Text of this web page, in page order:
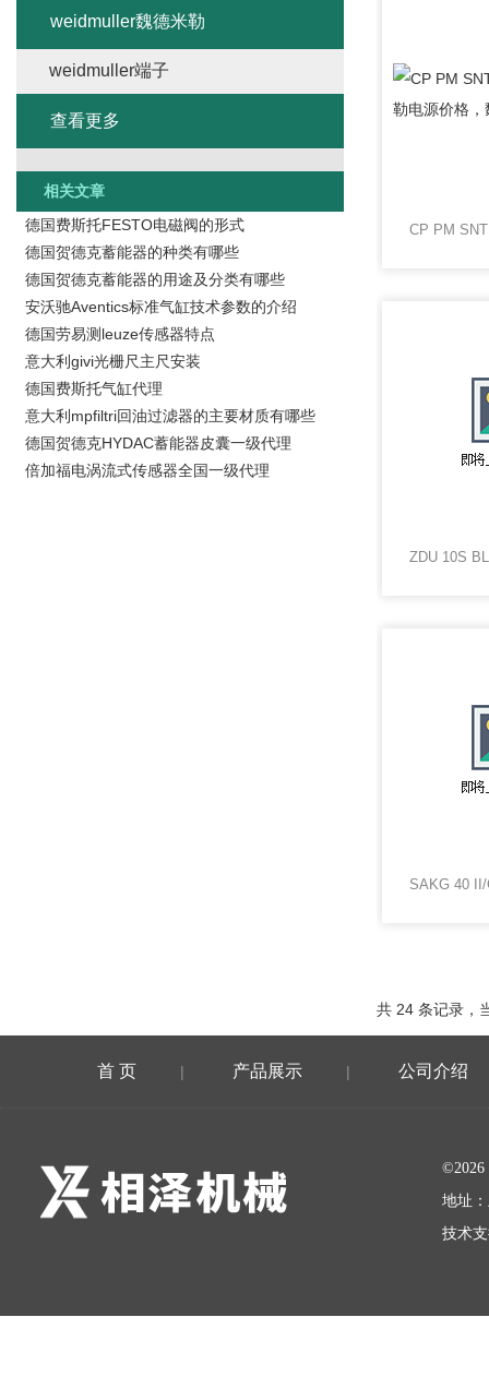
共 24 条记录
weidmuller魏德米勒
weidmuller端子
查看更多
相关文章
德国费斯托FESTO电磁阀的形式
德国贺德克蓄能器的种类有哪些
德国贺德克蓄能器的用途及分类有哪些
安沃驰Aventics标准气缸技术参数的介绍
德国劳易测leuze传感器特点
意大利givi光栅尺主尺安装
德国费斯托气缸代理
意大利mpfiltri回油过滤器的主要材质有哪些
德国贺德克HYDAC蓄能器皮囊一级代理
倍加福电涡流式传感器全国一级代理
首 页 | 产品展示 | 公司介绍
地址
技术